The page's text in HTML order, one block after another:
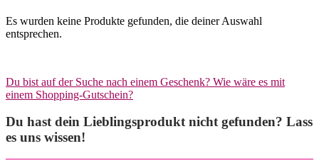
Es wurden keine Produkte gefunden, die deiner Auswahl
entsprechen.
Du bist auf der Suche nach einem Geschenk? Wie wäre es mit
einem Shopping-Gutschein?
Du hast dein Lieblingsprodukt nicht gefunden? Lass
es uns wissen!